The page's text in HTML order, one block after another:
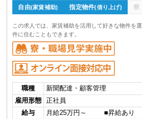
自由(家賃補助) 指定物件(借り上げ) 寮
この求人では、家賃補助を活用して好きな物件を
件に住むこともできます。
職種
新聞配達・顧客管理
雇用形態
正社員
給与
月給25万円～ ■昇給あり